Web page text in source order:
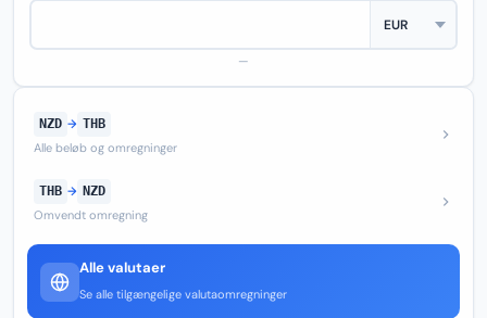
—
NZD → THB
Alle beløb og omregninger
THB → NZD
Omvendt omregning
Alle valutaer
Se alle tilgængelige valutaomregninger